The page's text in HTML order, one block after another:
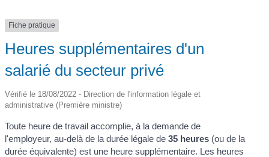
Fiche pratique
Heures supplémentaires d'un
salarié du secteur privé
Vérifié le 18/08/2022 - Direction de l'information légale et
administrative (Première ministre)
Toute heure de travail accomplie, à la demande de
l'employeur, au-delà de la durée légale de35 heures (ou de la
durée équivalente) est une heure supplémentaire. Les heures